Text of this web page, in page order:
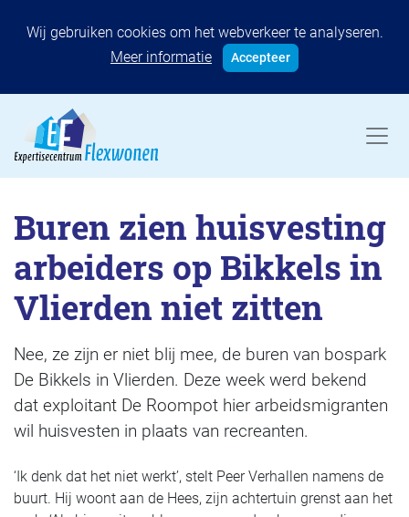
Wij gebruiken cookies om het webverkeer te analyseren.
Meer informatie
Accepteer
Buren zien huisvesting
arbeiders op Bikkels in
Vlierden niet zitten
Nee, ze zijn er niet blij mee, de buren van bospark
De Bikkels in Vlierden. Deze week werd bekend
dat exploitant De Roompot hier arbeidsmigranten
wil huisvesten in plaats van recreanten.
‘Ik denk dat het niet werkt’, stelt Peer Verhallen namens de
buurt. Hij woont aan de Hees, zijn achtertuin grenst aan het